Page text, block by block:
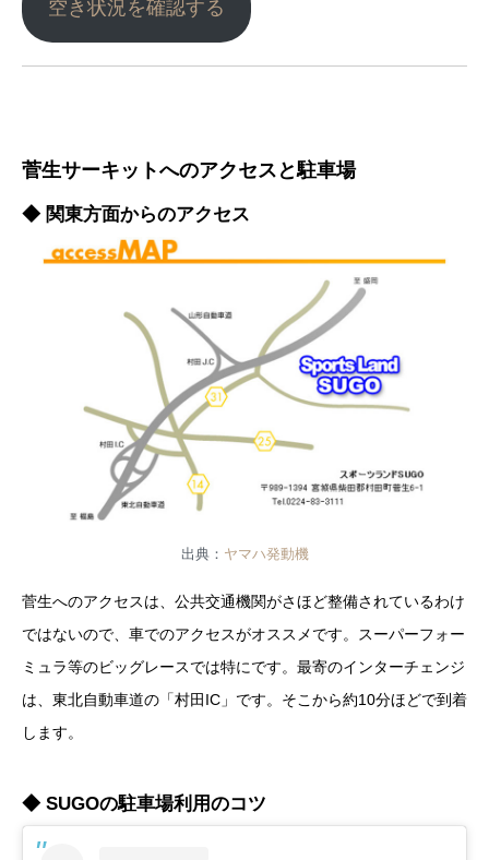
空き状況を確認する
菅生サーキットへのアクセスと駐車場
◆ 関東方面からのアクセス
出典： ヤマハ発動機
菅生へのアクセスは、公共交通機関がさほど整備されているわけ
ではないので、車でのアクセスがオススメです。スーパーフォー
ミュラ等のビッグレースでは特にです。最寄のインターチェンジ
は、東北自動車道の「村田IC」です。そこから約10分ほどで到着
します。
◆ SUGOの駐車場利用のコツ